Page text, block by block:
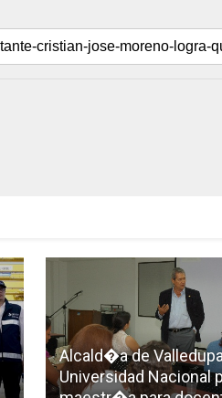
Alcald�a de
Universidad Nacional